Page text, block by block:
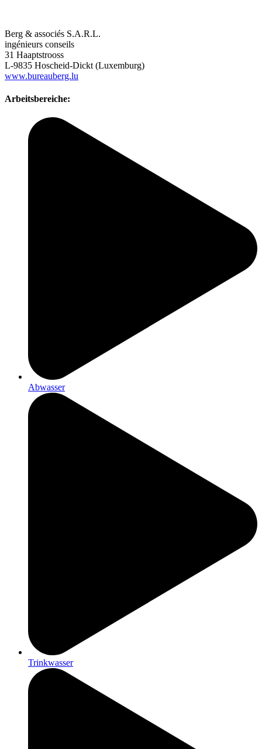
Berg & associés S.A.R.L.
ingénieurs conseils
31 Haaptstrooss
L-9835 Hoscheid-Dickt (Luxemburg)
www.bureauberg.lu
Arbeitsbereiche:
Abwasser
Trinkwasser